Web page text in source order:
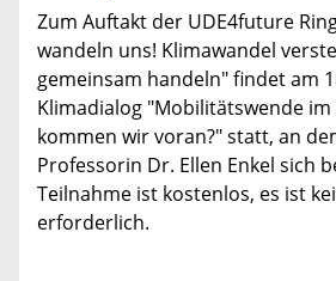
Zum Auftakt der UDE4future
wandeln uns! Klimawandel
gemeinsam handeln" findet am
Klimadialog "Mobilitätswende im
kommen wir voran?" statt, an
Professorin Dr. Ellen Enkel sich
Teilnahme ist kostenlos, es ist
erforderlich.